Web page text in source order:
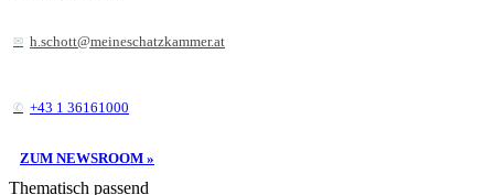
h.schott@meineschatzkammer.at
+43 1 36161000
ZUM NEWSROOM »
Thematisch passend